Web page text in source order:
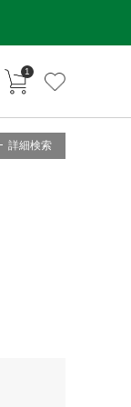
カートに入れる
1
詳細検索